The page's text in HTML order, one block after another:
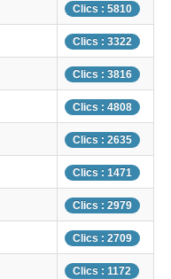
Clics : 5810
Clics : 3322
Clics : 3816
Clics : 4808
Clics : 2635
Clics : 1471
Clics : 2979
Clics : 2709
Clics : 1172